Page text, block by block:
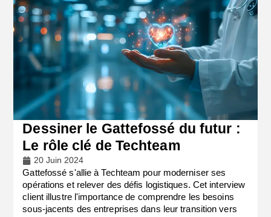
Dessiner le Gattefossé du futur :
Le rôle clé de Techteam
20 Juin 2024
Gattefossé s'allie à Techteam pour moderniser ses
opérations et relever des défis logistiques. Cet interview
client illustre l'importance de comprendre les besoins
sous-jacents des entreprises dans leur transition vers